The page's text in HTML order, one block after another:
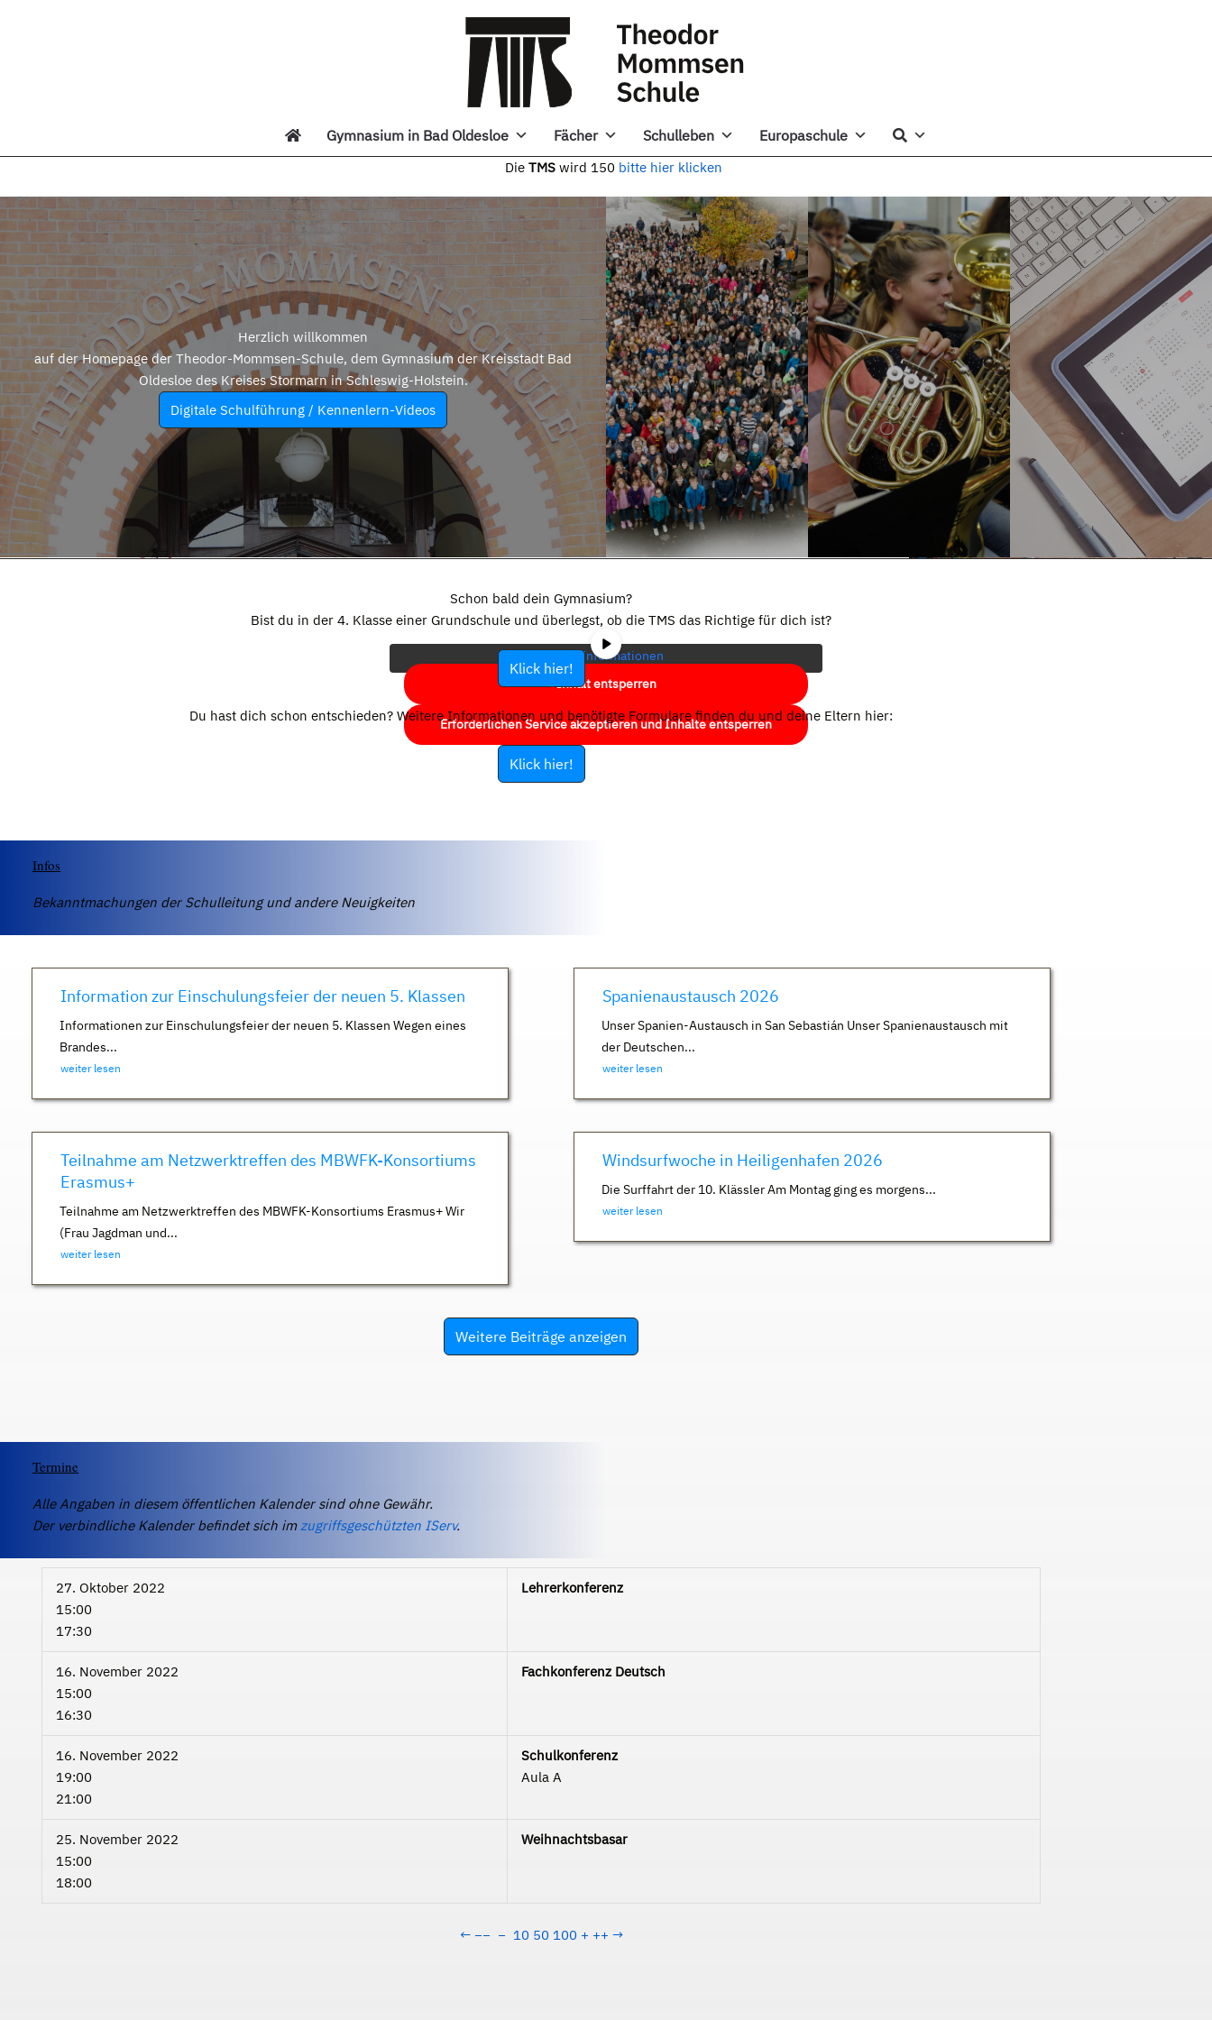
Gymnasium in Bad Oldesloe Fächer Schulleben Europaschule
Die TMS wird 150 bitte hier klicken
Herzlich willkommen
auf der Homepage der Theodor-Mommsen-Schule, dem Gymnasium der Kreisstadt Bad
Oldesloe des Kreises Stormarn in Schleswig-Holstein.
Digitale Schulführung / Kennenlern-Videos
eigentlichen Inhalt zuzugreifen, klicken Sie auf die Schaltfläche unten.
Bitte beachten Sie, dass dabei Daten an Drittanbieter weitergegeben
werden.
Mehr Informationen
Inhalt entsperren
Erforderlichen Service akzeptieren und Inhalte entsperren
Schon bald dein Gymnasium?
Bist du in der 4. Klasse einer Grundschule und überlegst, ob die TMS das Richtige für dich ist?
Klick hier!
Du hast dich schon entschieden? Weitere Informationen und benötigte Formulare finden du und deine Eltern hier:
Klick hier!
Infos
Bekanntmachungen der Schulleitung und andere Neuigkeiten
Information zur Einschulungsfeier der neuen 5. Klassen
Informationen zur Einschulungsfeier der neuen 5. Klassen Wegen eines
Brandes...
weiter lesen
Spanienaustausch 2026
Unser Spanien-Austausch in San Sebastián Unser Spanienaustausch mit
der Deutschen...
weiter lesen
Teilnahme am Netzwerktreffen des MBWFK-Konsortiums
Erasmus+
Teilnahme am Netzwerktreffen des MBWFK-Konsortiums Erasmus+ Wir
(Frau Jagdman und...
weiter lesen
Windsurfwoche in Heiligenhafen 2026
Die Surffahrt der 10. Klässler Am Montag ging es morgens...
weiter lesen
Weitere Beiträge anzeigen
Termine
Alle Angaben in diesem öffentlichen Kalender sind ohne Gewähr.
Der verbindliche Kalender befindet sich imzugriffsgeschützten IServ.
27. Oktober 2022
15:00
17:30
Lehrerkonferenz
16. November 2022
15:00
16:30
Fachkonferenz Deutsch
16. November 2022
19:00
21:00
Schulkonferenz
Aula A
25. November 2022
15:00
18:00
Weihnachtsbasar
← −− − 10 50 100 + ++ →